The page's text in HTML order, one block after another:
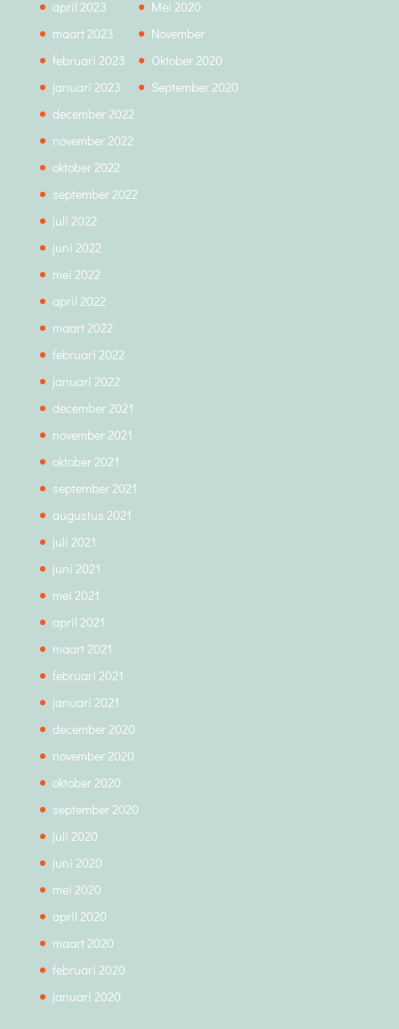
april 2023
maart 2023
februari 2023
januari 2023
december 2022
november 2022
oktober 2022
september 2022
juli 2022
juni 2022
mei 2022
april 2022
maart 2022
februari 2022
januari 2022
december 2021
november 2021
oktober 2021
september 2021
augustus 2021
juli 2021
juni 2021
mei 2021
april 2021
maart 2021
februari 2021
januari 2021
december 2020
november 2020
oktober 2020
september 2020
juli 2020
juni 2020
mei 2020
april 2020
maart 2020
februari 2020
januari 2020
Mei 2020
November
Oktober 2020
September 2020